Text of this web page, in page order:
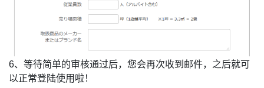
6、等待简单的审核通过后，您会再次收到邮件，之后就可
以正常登陆使用啦！